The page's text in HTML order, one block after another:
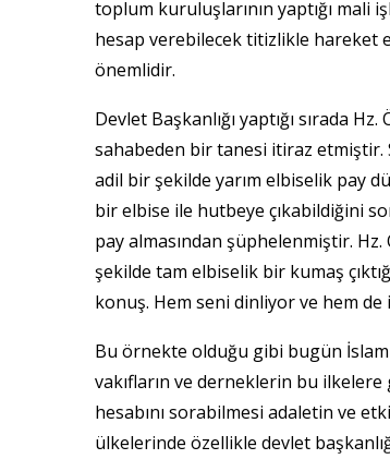
toplum kuruluşlarının yaptığı mali
hesap verebilecek titizlikle hareket
önemlidir.
Devlet Başkanlığı yaptığı sırada
sahabeden bir tanesi itiraz etmiştir.
adil bir şekilde yarım elbiselik pay
bir elbise ile hutbeye çıkabildiğini
pay almasından şüphelenmiştir. Hz.
şekilde tam elbiselik bir kumaş
konuş. Hem seni dinliyor ve hem
Bu örnekte olduğu gibi bugün İslam
vakıfların ve derneklerin bu ilkelere
hesabını sorabilmesi adaletin ve
ülkelerinde özellikle devlet